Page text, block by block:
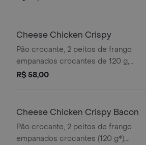
Cheese Chicken Crispy
Pão crocante, 2 peitos de frango
empanados crocantes de 120 g,
alface e tomate orgânicos, queijo tipo
R$ 58,00
Cheese Chicken Crispy Bacon
Pão crocante, 2 peitos de frango
empanados crocantes (120 g*),